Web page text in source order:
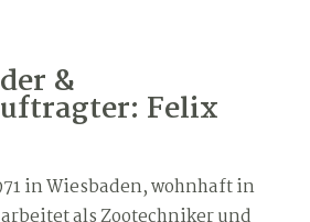
&
Felix
in Wiesbaden, wohnhaft in